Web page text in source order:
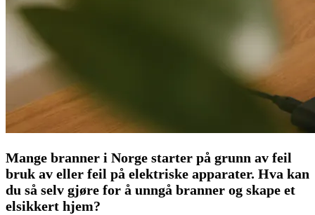
Mange branner i Norge starter på grunn av feil
bruk av eller feil på elektriske apparater. Hva kan
du så selv gjøre for å unngå branner og skape et
elsikkert hjem?